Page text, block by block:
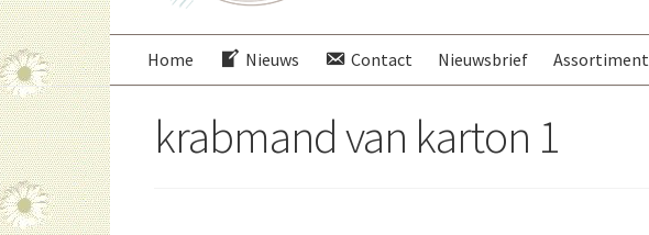
Home Nieuws Contact Nieuwsbrief Assortiment
krabmand van karton 1